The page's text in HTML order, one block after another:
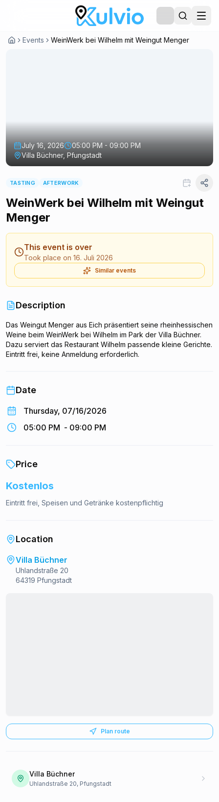
Events WeinWerk bei Wilhelm mit Weingut Menger
July 16, 2026
05:00 PM - 09:00 PM
Villa Büchner, Pfungstadt
TASTING AFTERWORK
WeinWerk bei Wilhelm mit Weingut
Menger
This event is over
Took place on 16. Juli 2026
Similar events
Description
Das Weingut Menger aus Eich präsentiert seine rheinhessischen
Weine beim WeinWerk bei Wilhelm im Park der Villa Büchner.
Dazu serviert das Restaurant Wilhelm passende kleine Gerichte.
Eintritt frei, keine Anmeldung erforderlich.
Date
Thursday, 07/16/2026
05:00 PM - 09:00 PM
Price
Kostenlos
Eintritt frei, Speisen und Getränke kostenpflichtig
Location
Villa Büchner
Uhlandstraße 20
64319 Pfungstadt
Plan route
Villa Büchner
Uhlandstraße 20, Pfungstadt